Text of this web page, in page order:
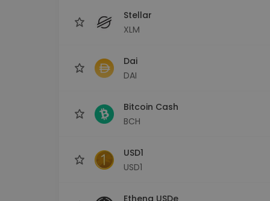
Stellar
XLM
Dai
DAI
Bitcoin Cash
BCH
USD1
USD1
Ethena USDe